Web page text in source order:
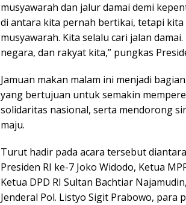
musyawarah dan jalur damai demi
di antara kita pernah bertikai, tetapi kita
musyawarah. Kita selalu cari jalan
negara, dan rakyat kita,” pungkas
Jamuan makan malam ini menjadi
yang bertujuan untuk semakin
solidaritas nasional, serta mendorong
maju.
Turut hadir pada acara tersebut
Presiden RI ke-7 Joko Widodo, Ketua
Ketua DPD RI Sultan Bachtiar
Jenderal Pol. Listyo Sigit Prabowo,